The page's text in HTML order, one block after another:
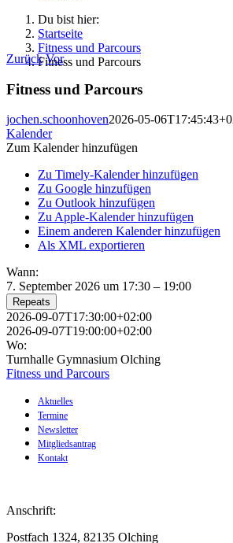
Du bist hier:
Startseite
Fitness und Parcours
Fitness und Parcours
Zurück Vor
Fitness und Parcours
jochen.schoonhoven2026-05-
Kalender
Zum Kalender hinzufügen
Zu Timely-Kalender hinzufügen
Zu Google hinzufügen
Zu Outlook hinzufügen
Zu Apple-Kalender hinzufügen
Einem anderen Kalender hinzufügen
Als XML exportieren
Wann:
7. September 2026 um 17:30 – 19:00
Repeats
2026-09-07T17:30:00+02:00
2026-09-07T19:00:00+02:00
Wo:
Turnhalle Gymnasium Olching
Fitness und Parcours
Aktuelles
Termine
Newsletter
Mitgliedsantrag
Kontakt
Anschrift:
Postfach 1324, 82135 Olching